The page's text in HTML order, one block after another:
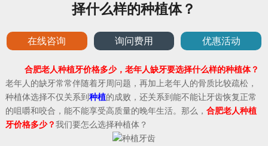
择什么样的种植体？
在线咨询 询问费用 优惠活动
合肥老人种植牙价格多少，老年人缺牙要选择什么样的种植体？
老年人的缺牙常常伴随着牙周问题，再加上老年人的骨质比较疏松，
种植体选择不仅关系到 种植的成败，还关系到能不能让牙齿恢复正常
的咀嚼和咬合，能不能享受高质量的晚年生活。那么， 合肥老人种植
牙价格多少？我们要怎么选择种植体？